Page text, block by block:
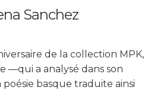
Sanchez
de la collection MPK,
—qui a analysé dans son
basque traduite ainsi